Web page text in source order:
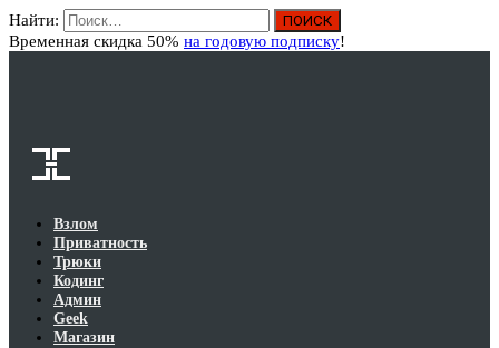
Найти:
Временная скидка 50% на годовую подписку!
Взлом
Приватность
Трюки
Кодинг
Админ
Geek
Магазин